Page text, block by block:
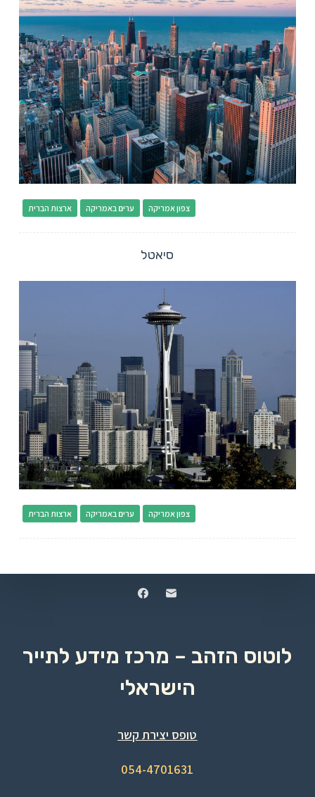
ארצות הברית ערים באמריקה צפון אמריקה
סיאטל
ארצות הברית ערים באמריקה צפון אמריקה
לוטוס הזהב – מרכז מידע לתייר
הישראלי
טופס יצירת קשר
054-4701631